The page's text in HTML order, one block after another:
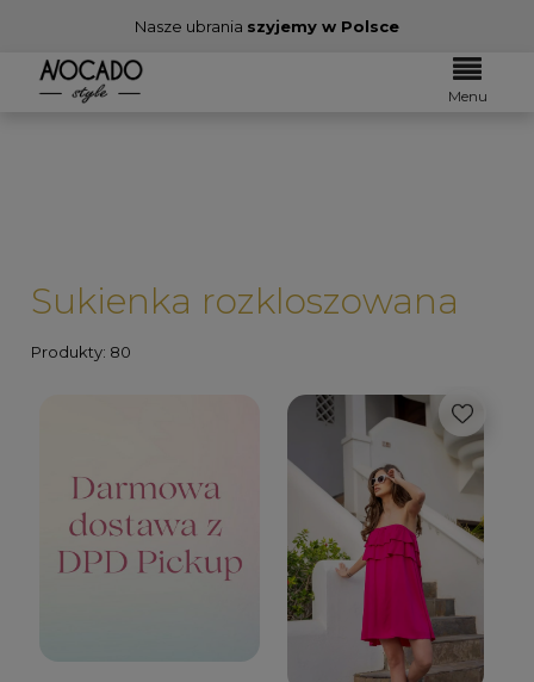
Nasze ubrania szyjemy w Polsce
Menu
Sukienka rozkloszowana
Produkty: 80